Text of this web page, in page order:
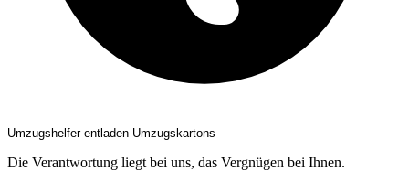
Umzugshelfer entladen Umzugskartons
Die Verantwortung liegt bei uns, das Vergnügen bei Ihnen.